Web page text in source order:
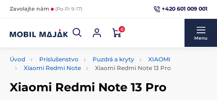
Zavolajte nám (Po-Pi 9-17) +420 601 009 001
0
Menu
Úvod Príslušenstvo Puzdrá a kryty
XIAOMI
Xiaomi Redmi Note
Xiaomi Redmi Note 13 Pro
Xiaomi Redmi Note 13 Pro